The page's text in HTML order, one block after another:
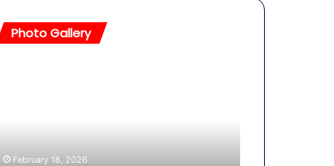
Photo Gallery
February 18, 2026